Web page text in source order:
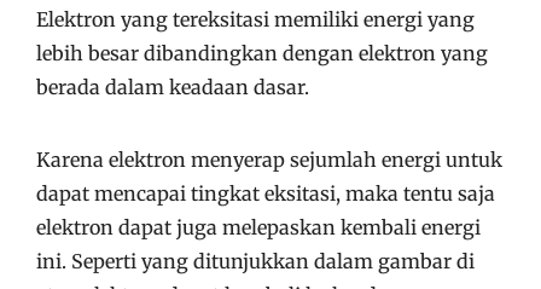
Elektron yang tereksitasi memiliki energi yang
lebih besar dibandingkan dengan elektron yang
berada dalam keadaan dasar.
Karena elektron menyerap sejumlah energi untuk
dapat mencapai tingkat eksitasi, maka tentu saja
elektron dapat juga melepaskan kembali energi
ini. Seperti yang ditunjukkan dalam gambar di